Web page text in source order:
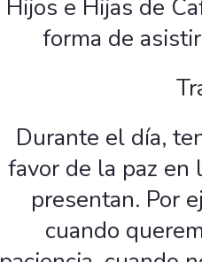
Hijos e Hijas de
forma de
Durante el día,
favor de la paz en
presentan. Por
cuando